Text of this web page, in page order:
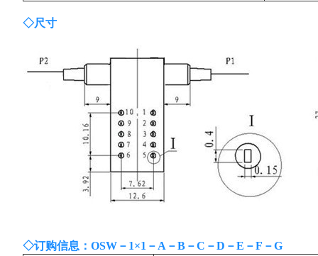
◇尺寸
◇订购信息 ： OSW － 1×1 － A －B －C －D －E －F －G